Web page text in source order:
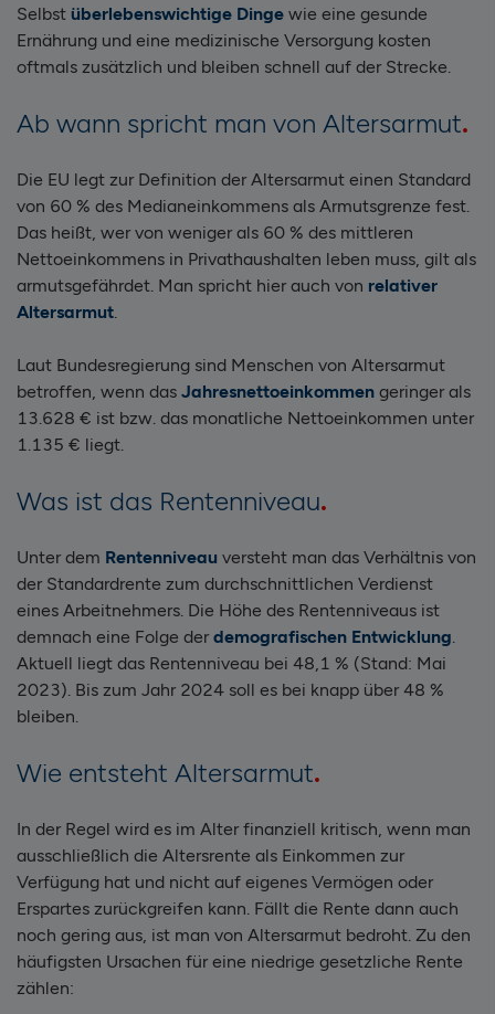
Selbst überlebenswichtige Dinge wie eine gesunde
Ernährung und eine medizinische Versorgung kosten
oftmals zusätzlich und bleiben schnell auf der Strecke.
Ab wann spricht man von Altersarmut
Die EU legt zur Definition der Altersarmut einen Standard
von 60 % des Medianeinkommens als Armutsgrenze fest.
Das heißt, wer von weniger als 60 % des mittleren
Nettoeinkommens in Privathaushalten leben muss, gilt als
armutsgefährdet. Man spricht hier auch von relativer
Altersarmut.
Laut Bundesregierung sind Menschen von Altersarmut
betroffen, wenn das Jahresnettoeinkommen geringer als
13.628 € ist bzw. das monatliche Nettoeinkommen unter
1.135 € liegt.
Was ist das Rentenniveau
Unter dem Rentenniveau versteht man das Verhältnis von
der Standardrente zum durchschnittlichen Verdienst
eines Arbeitnehmers. Die Höhe des Rentenniveaus ist
demnach eine Folge der demografischen Entwicklung.
Aktuell liegt das Rentenniveau bei 48,1 % (Stand: Mai
2023). Bis zum Jahr 2024 soll es bei knapp über 48 %
bleiben.
Wie entsteht Altersarmut
In der Regel wird es im Alter finanziell kritisch, wenn man
ausschließlich die Altersrente als Einkommen zur
Verfügung hat und nicht auf eigenes Vermögen oder
Erspartes zurückgreifen kann. Fällt die Rente dann auch
noch gering aus, ist man von Altersarmut bedroht. Zu den
häufigsten Ursachen für eine niedrige gesetzliche Rente
zählen: